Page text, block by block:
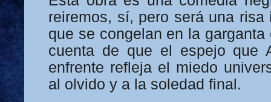
reiremos, sí, pero será una risa
que se congelan en la
cuenta de que el espejo que
enfrente refleja el miedo
al olvido y a la soledad final.